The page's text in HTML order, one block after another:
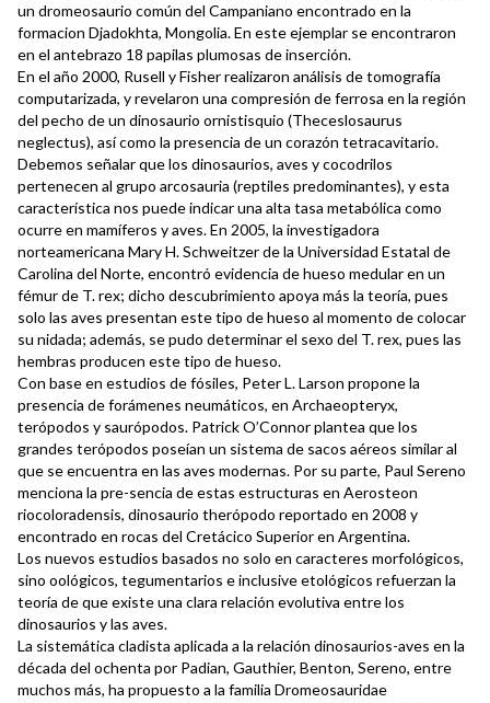
un dromeosaurio común del Campaniano encontrado en la
formacion Djadokhta, Mongolia. En este ejemplar se encontraron
en el antebrazo 18 papilas plumosas de inserción.
En el año 2000, Rusell y Fisher realizaron análisis de tomografía
computarizada, y revelaron una compresión de ferrosa en la región
del pecho de un dinosaurio ornistisquio (Theceslosaurus
neglectus), así como la presencia de un corazón tetracavitario.
Debemos señalar que los dinosaurios, aves y cocodrilos
pertenecen al grupo arcosauria (reptiles predominantes), y esta
característica nos puede indicar una alta tasa metabólica como
ocurre en mamíferos y aves. En 2005, la investigadora
norteamericana Mary H. Schweitzer de la Universidad Estatal de
Carolina del Norte, encontró evidencia de hueso medular en un
fémur de T. rex; dicho descubrimiento apoya más la teoría, pues
solo las aves presentan este tipo de hueso al momento de colocar
su nidada; además, se pudo determinar el sexo del T. rex, pues las
hembras producen este tipo de hueso.
Con base en estudios de fósiles, Peter L. Larson propone la
presencia de forámenes neumáticos, en Archaeopteryx,
terópodos y saurópodos. Patrick O’Connor plantea que los
grandes terópodos poseían un sistema de sacos aéreos similar al
que se encuentra en las aves modernas. Por su parte, Paul Sereno
menciona la pre-sencia de estas estructuras en Aerosteon
riocoloradensis, dinosaurio therópodo reportado en 2008 y
encontrado en rocas del Cretácico Superior en Argentina.
Los nuevos estudios basados no solo en caracteres morfológicos,
sino oológicos, tegumentarios e inclusive etológicos refuerzan la
teoría de que existe una clara relación evolutiva entre los
dinosaurios y las aves.
La sistemática cladista aplicada a la relación dinosaurios-aves en la
década del ochenta por Padian, Gauthier, Benton, Sereno, entre
muchos más, ha propuesto a la familia Dromeosauridae